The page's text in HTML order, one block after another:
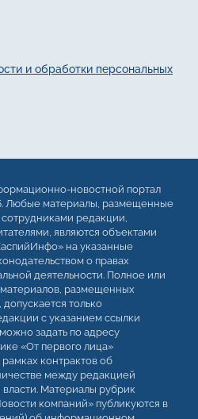
и обработки персональных
новостной портал
Любые материалы, размещенные
редакции,
являются объектами
на указанные
о правах
деятельности. Полное или
размещенных
только
с указанием ссылки
задать по адресу
«От первого лица»
контрактов об
между редакцией
Материалы рубрик
компаний» публикуются в